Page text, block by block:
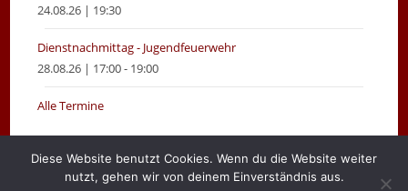
24.08.26 | 19:30
Dienstnachmittag - Jugendfeuerwehr
28.08.26 | 17:00 - 19:00
Alle Termine
Gemeinde Moormerland Impressum Login
Diese Website benutzt Cookies. Wenn du die Website weiter
nutzt, gehen wir von deinem Einverständnis aus.